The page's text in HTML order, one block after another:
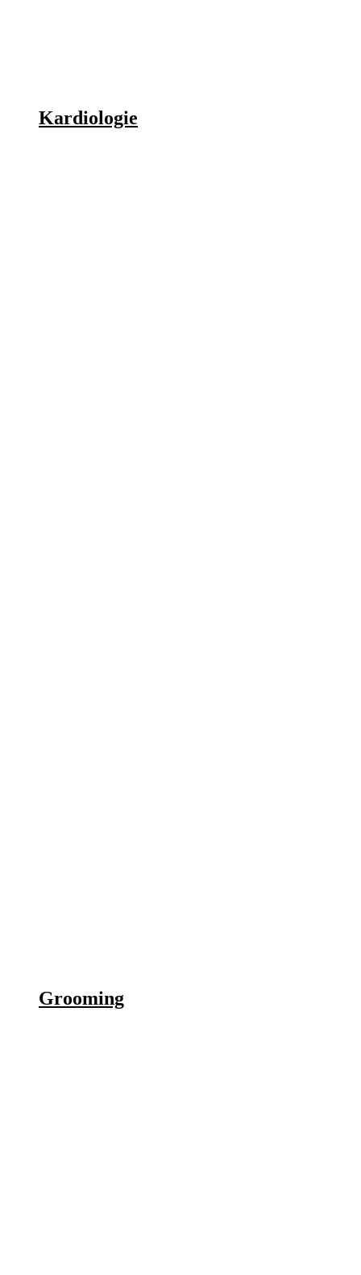
Kardiologie
Grooming